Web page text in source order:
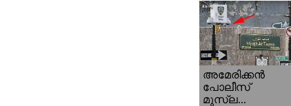
അമേരിക്കന്‍
പോലീസ്‌
മുസ്ല...